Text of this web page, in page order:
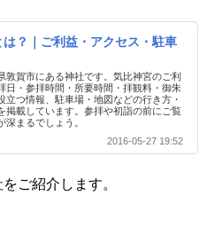
？｜ご利益・アクセス・駐車
敦賀市にある神社です。気比神宮のご利
日・参拝時間・所要時間・拝観料・御朱
立つ情報、駐車場・地図などの行き方・
掲載しています。参拝や初詣の前にご覧
深まるでしょう。
2016-05-27 19:52
ご紹介します。